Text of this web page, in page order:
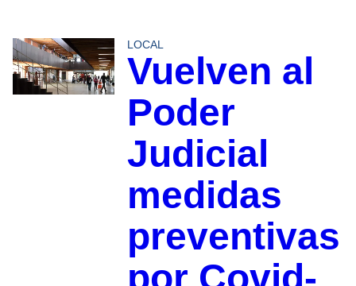
LOCAL
Vuelven al
Poder
Judicial
medidas
preventivas
por Covid-